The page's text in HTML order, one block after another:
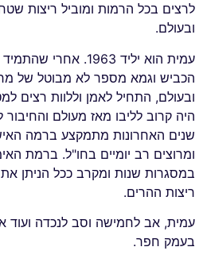
לרצים בכל הרמות ומוביל ריצות
ובעולם.
עמית הוא יליד 1963.
הכביש וגמא מספר לא מבוטל של
ובעולם, התחיל לאמן וללוות רצים
היה קרוב לליבו מאז מעולם
שנים האחרונות מתמקצע ברמה
ומרוצים רב יומיים בחו"ל. ברמת
במסגרות שנות ומקרב ככל הניתן
ריצות ההרים.
עמית, אב לחמישה וסב לנכדה ועוד
בעמק חפר.